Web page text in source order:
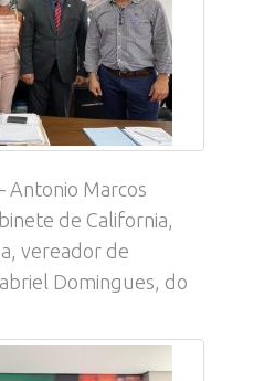
Antonio Marcos
de California,
vereador de
Domingues, do